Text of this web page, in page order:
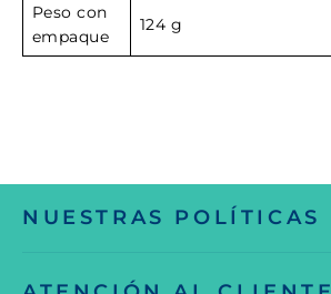
Peso con
empaque
124 g
NUESTRAS POLÍTICAS